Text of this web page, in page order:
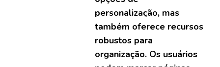
personalização, mas
também oferece recursos
robustos para
organização. Os usuários